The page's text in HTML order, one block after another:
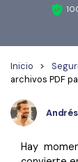
PDF online
Personales
Chat
Edición
Softwares
Inicio >
archivos PDF
Hay